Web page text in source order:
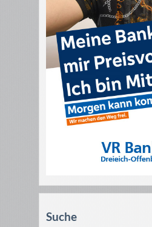
Suche